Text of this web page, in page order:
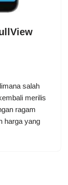
salah
merilis
ragam
harga yang